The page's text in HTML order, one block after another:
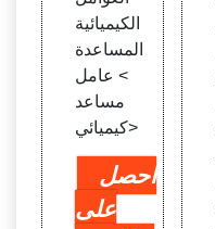
الكيميائية
المساعدة
> عامل
مساعد
كيميائي>
احصل
على